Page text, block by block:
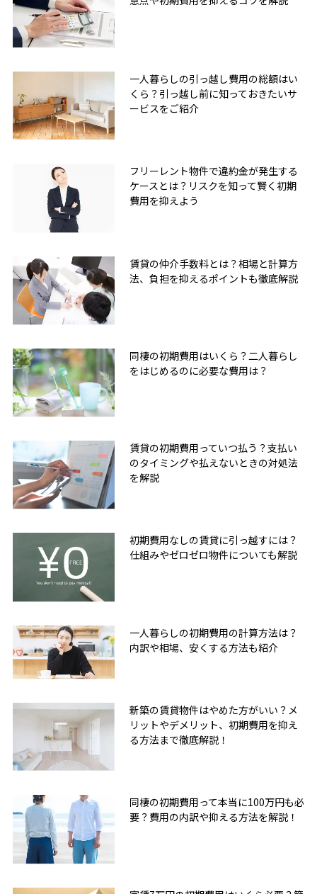
一人暮らしの引っ越し費用の総額はい
くら？引っ越し前に知っておきたいサ
ービスをご紹介
フリーレント物件で違約金が発生する
ケースとは？リスクを知って賢く初期
費用を抑えよう
賃貸の仲介手数料とは？相場と計算方
法、負担を抑えるポイントも徹底解説
同棲の初期費用はいくら？二人暮らし
をはじめるのに必要な費用は？
賃貸の初期費用っていつ払う？支払い
のタイミングや払えないときの対処法
を解説
初期費用なしの賃貸に引っ越すには？
仕組みやゼロゼロ物件についても解説
一人暮らしの初期費用の計算方法は？
内訳や相場、安くする方法も紹介
新築の賃貸物件はやめた方がいい？メ
リットやデメリット、初期費用を抑え
る方法まで徹底解説！
同棲の初期費用って本当に100万円も必
要？費用の内訳や抑える方法を解説！